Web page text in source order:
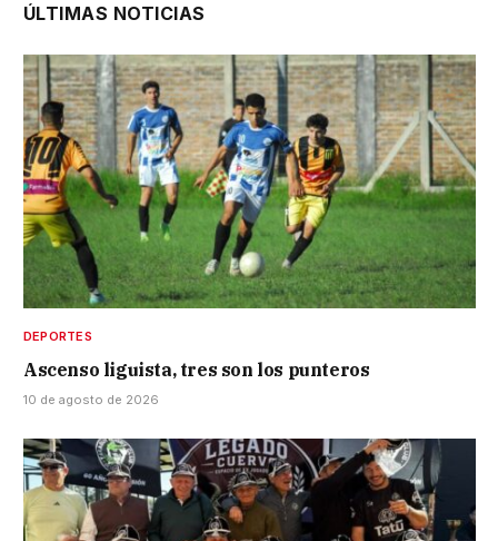
ÚLTIMAS NOTICIAS
DEPORTES
Ascenso liguista, tres son los punteros
10 de agosto de 2026